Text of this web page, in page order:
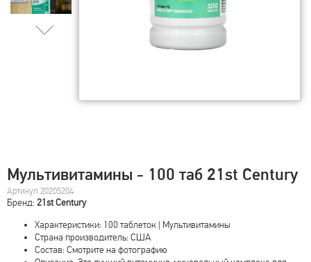
Мультивитамины - 100 таб 21st Century
Артикул 20205204
Бренд: 21st Century
Характеристики: 100 таблеток | Мультивитамины
Страна производитель: США
Состав: Смотрите на фотографию